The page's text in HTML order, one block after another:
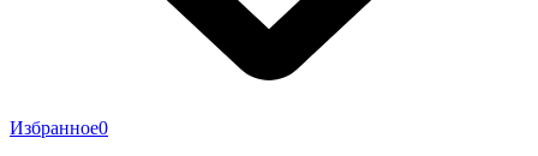
Избранное0